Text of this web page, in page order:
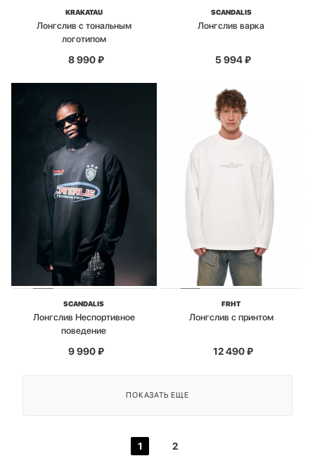
KRAKATAU
Лонгслив с тональным
логотипом
8 990₽
SCANDALIS
Лонгслив варка
5 994₽
SCANDALIS
Лонгслив Неспортивное
поведение
9 990₽
FRHT
Лонгслив с принтом
12 490₽
ПОКАЗАТЬ ЕЩЕ
1 2